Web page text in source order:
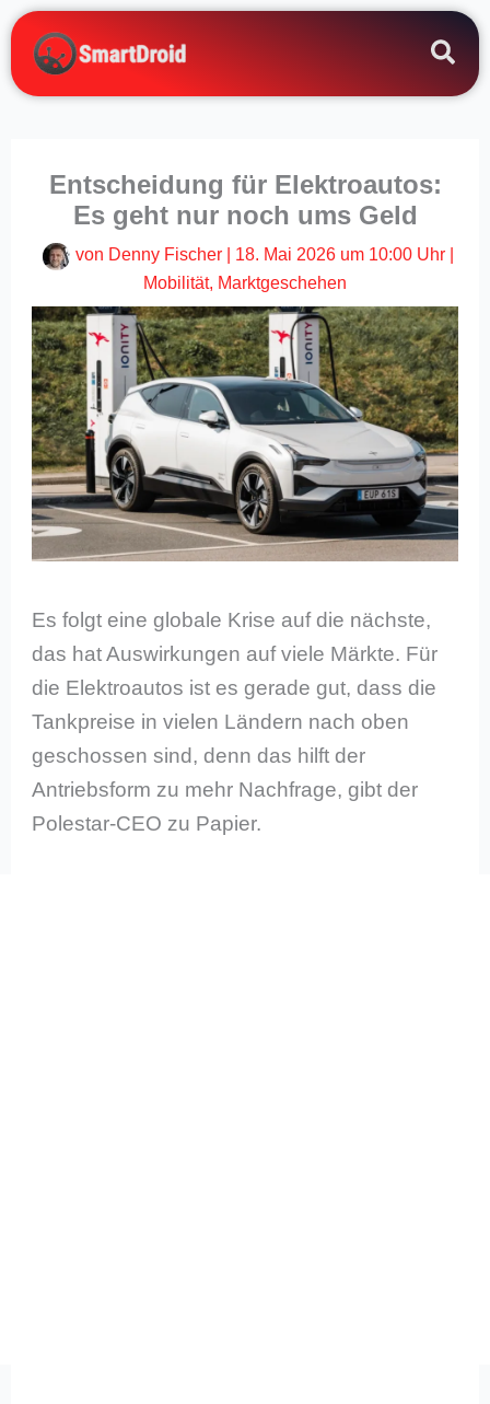
Zum
Inhalt
springen
Entscheidung für Elektroautos:
Es geht nur noch ums Geld
von Denny Fischer 18. Mai 2026 um 10:00 Uhr|
Mobilität, Marktgeschehen
Es folgt eine globale Krise auf die nächste,
das hat Auswirkungen auf viele Märkte. Für
die Elektroautos ist es gerade gut, dass die
Tankpreise in vielen Ländern nach oben
geschossen sind, denn das hilft der
Antriebsform zu mehr Nachfrage, gibt der
Polestar-CEO zu Papier.